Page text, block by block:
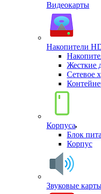
Видеокарты
Накопители
Жесткие
Сетевое
Корпуса
Блок
Корпус
Звуковые